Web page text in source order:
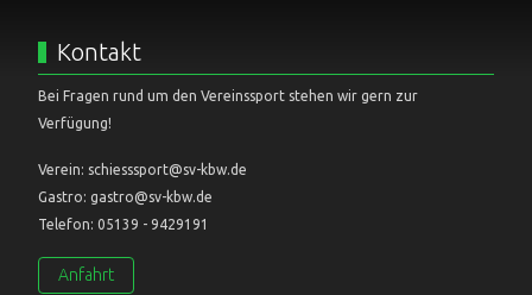
Kontakt
Bei Fragen rund um den Vereinssport stehen wir gern zur
Verfügung!
Verein: schiesssport@sv-kbw.de
Gastro: gastro@sv-kbw.de
Telefon: 05139 - 9429191
Anfahrt